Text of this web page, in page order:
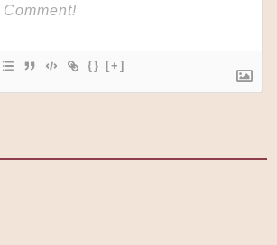
{} [+]